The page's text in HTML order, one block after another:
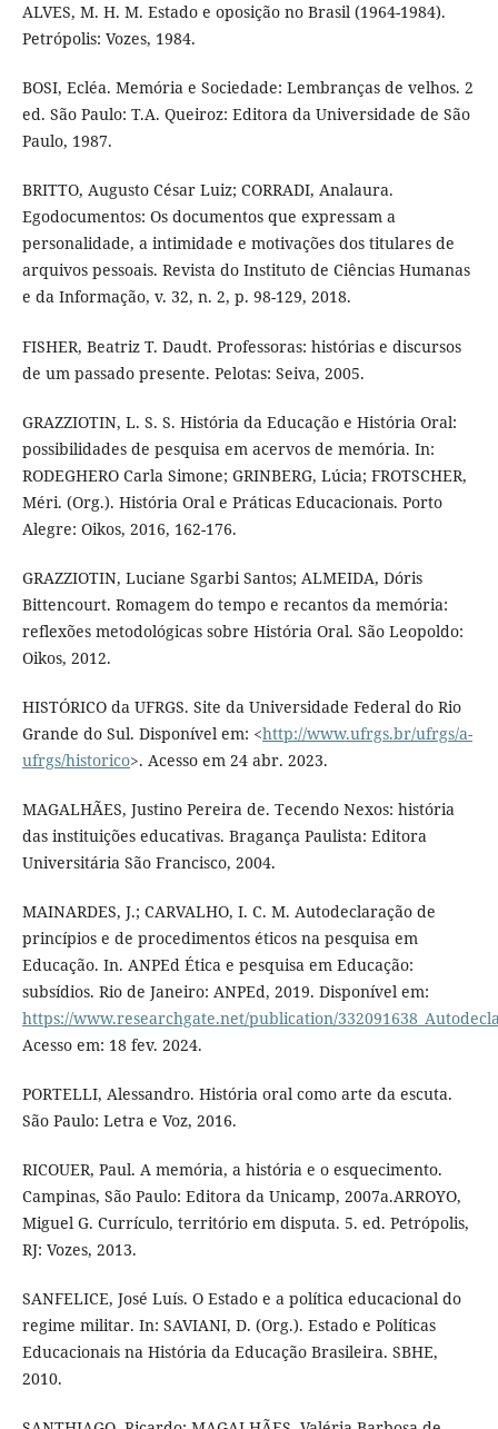
ALVES, M. H. M. Estado e oposição no Brasil (1964-1984).
Petrópolis: Vozes, 1984.
BOSI, Ecléa. Memória e Sociedade: Lembranças de velhos. 2
ed. São Paulo: T.A. Queiroz: Editora da Universidade de São
Paulo, 1987.
BRITTO, Augusto César Luiz; CORRADI, Analaura.
Egodocumentos: Os documentos que expressam a
personalidade, a intimidade e motivações dos titulares de
arquivos pessoais. Revista do Instituto de Ciências Humanas
e da Informação, v. 32, n. 2, p. 98-129, 2018.
FISHER, Beatriz T. Daudt. Professoras: histórias e discursos
de um passado presente. Pelotas: Seiva, 2005.
GRAZZIOTIN, L. S. S. História da Educação e História Oral:
possibilidades de pesquisa em acervos de memória. In:
RODEGHERO Carla Simone; GRINBERG, Lúcia; FROTSCHER,
Méri. (Org.). História Oral e Práticas Educacionais. Porto
Alegre: Oikos, 2016, 162-176.
GRAZZIOTIN, Luciane Sgarbi Santos; ALMEIDA, Dóris
Bittencourt. Romagem do tempo e recantos da memória:
reflexões metodológicas sobre História Oral. São Leopoldo:
Oikos, 2012.
HISTÓRICO da UFRGS. Site da Universidade Federal do Rio
Grande do Sul. Disponível em: <http://www.ufrgs.br/ufrgs/a-
ufrgs/historico>. Acesso em 24 abr. 2023.
MAGALHÃES, Justino Pereira de. Tecendo Nexos: história
das instituições educativas. Bragança Paulista: Editora
Universitária São Francisco, 2004.
MAINARDES, J.; CARVALHO, I. C. M. Autodeclaração de
princípios e de procedimentos éticos na pesquisa em
Educação. In. ANPEd Ética e pesquisa em Educação:
subsídios. Rio de Janeiro: ANPEd, 2019. Disponível em:
https://www.researchgate.net/publication/
Acesso em: 18 fev. 2024.
PORTELLI, Alessandro. História oral como arte da escuta.
São Paulo: Letra e Voz, 2016.
RICOUER, Paul. A memória, a história e o esquecimento.
Campinas, São Paulo: Editora da Unicamp, 2007a.ARROYO,
Miguel G. Currículo, território em disputa. 5. ed. Petrópolis,
RJ: Vozes, 2013.
SANFELICE, José Luís. O Estado e a política educacional do
regime militar. In: SAVIANI, D. (Org.). Estado e Políticas
Educacionais na História da Educação Brasileira. SBHE,
2010.